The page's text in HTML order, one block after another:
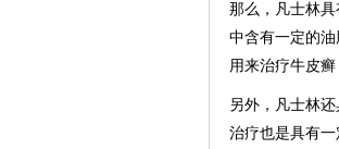
那么，凡士林
中含有一定的
用来治疗牛皮
另外，凡士林
治疗也是具有